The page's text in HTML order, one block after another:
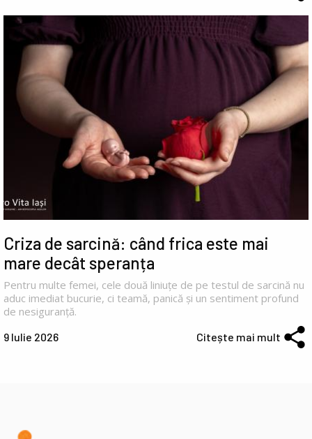
Criza de sarcină: când frica este mai
mare decât speranța
Pentru multe femei, cele două liniuțe de pe testul de sarcină nu
aduc imediat bucurie, ci teamă, panică și un sentiment profund
de nesiguranță.
9 Iulie 2026 Citește mai mult